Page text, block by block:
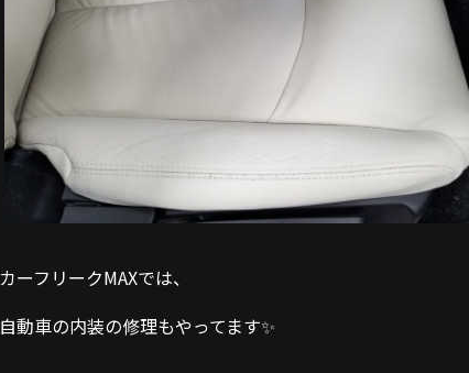
カーフリークMAXでは、
自動車の内装の修理もやってます✨